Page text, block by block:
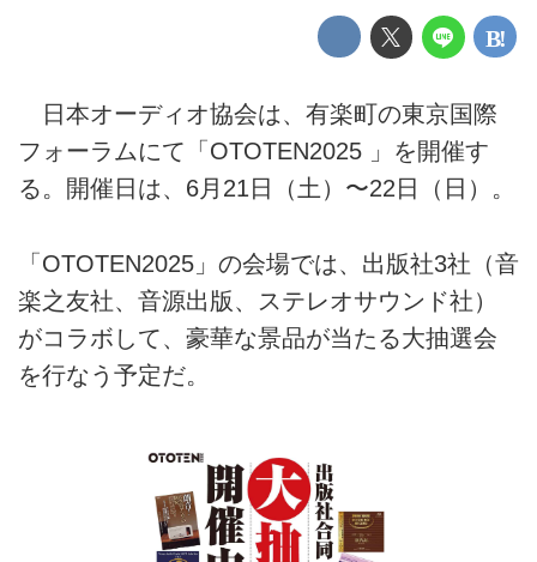
日本オーディオ協会は、有楽町の東京国際
フォーラムにて「OTOTEN2025 」を開催す
る。開催日は、6月21日（土）〜22日（日）。
「OTOTEN2025」の会場では、出版社3社（音
楽之友社、音源出版、ステレオサウンド社）
がコラボして、豪華な景品が当たる大抽選会
を行なう予定だ。